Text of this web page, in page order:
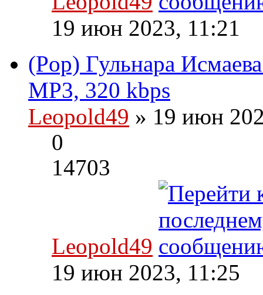
19 июн 2023, 11:21
(Pop) Гульнара
MP3, 320 kbps
Leopold49 » 19 июн
0
14703
Leopold49
19 июн 2023, 11:25